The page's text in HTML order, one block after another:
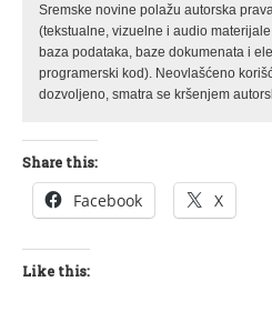
Sremske novine polažu autorska
(tekstualne, vizuelne i audio
baza podataka, baze dokumenata i
programerski kod). Neovlašćeno
dozvoljeno, smatra se kršenjem
Share this:
Facebook X
Like this: